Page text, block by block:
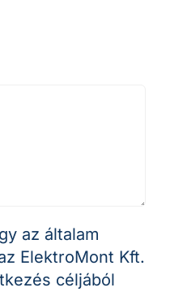
az általam
ElektroMont Kft.
céljából